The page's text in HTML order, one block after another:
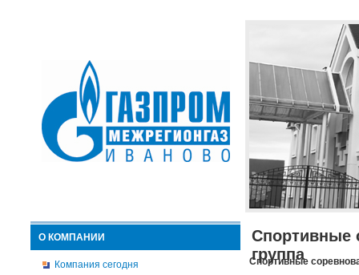
О КОМПАНИИ
Компания сегодня
Спортивные
группа
Спортивные